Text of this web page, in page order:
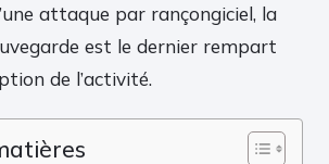
attaque par rançongiciel, la
est le dernier rempart
de l’activité.